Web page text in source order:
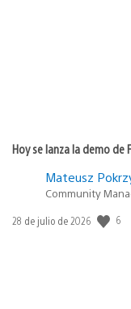
Hoy se lanza la demo de
Mateusz
Community
Fecha
28 de julio de 2026 6